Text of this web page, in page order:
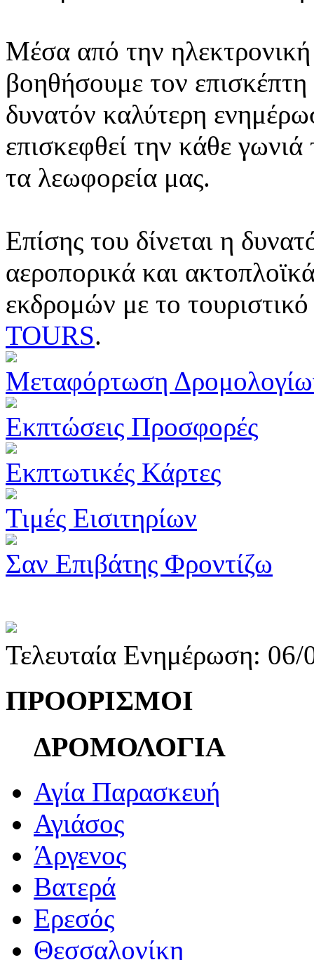
Μέσα από την ηλεκτρονική
βοηθήσουμε τον
δυνατόν καλύτερη
επισκεφθεί την κάθε
τα λεωφορεία μας.
Επίσης του δίνεται η
αεροπορικά και
εκδρομών με το
TOURS.
Μεταφόρτωση
Εκπτώσεις Προσφορές
Εκπτωτικές Κάρτες
Τιμές Εισιτηρίων
Σαν Επιβάτης Φροντίζω
Τελευταία Ενημέρωση:
ΠΡΟΟΡΙΣΜΟΙ
ΔΡΟΜΟΛΟΓΙΑ
Αγία Παρασκευή
Αγιάσος
Άργενος
Βατερά
Ερεσός
Θεσσαλονίκη